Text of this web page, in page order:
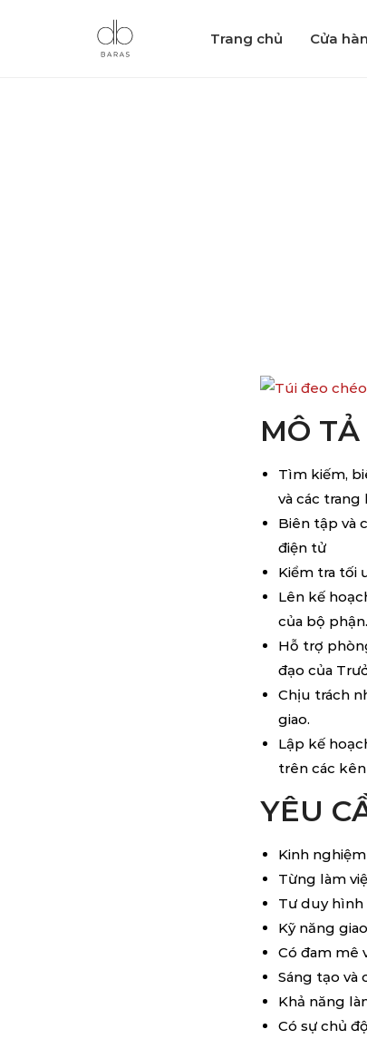
Trang chủ Cửa
MÔ TẢ
Tìm kiếm,
và các
Biên tập và
điện tử
Kiểm tra tối
Lên kế
của bộ phận.
Hỗ trợ
đạo của
Chịu trách
giao.
Lập kế
trên các
YÊU
Kinh
Từng làm
Tư duy hình
Kỹ năng
Có đam mê
Sáng tạo
Khả năng
Có sự chủ